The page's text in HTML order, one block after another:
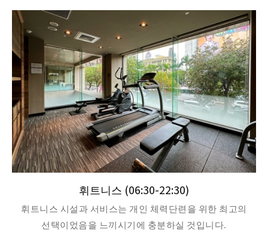
휘트니스 (06:30-22:30)
휘트니스 시설과 서비스는 개인 체력단련을 위한 최고의
선택이었음을 느끼시기에 충분하실 것입니다.